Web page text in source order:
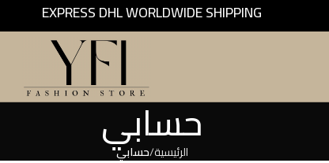
EXPRESS DHL WORLDWIDE SHIPPING
حسابي
الرئيسية حسابي